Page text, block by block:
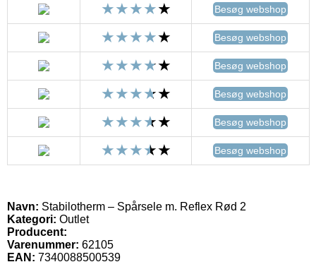
Besøg webshop
Besøg webshop
Besøg webshop
Besøg webshop
Besøg webshop
Besøg webshop
Navn: Stabilotherm – Spårsele m. Reflex Rød 2
Kategori: Outlet
Producent:
Varenummer: 62105
EAN: 7340088500539